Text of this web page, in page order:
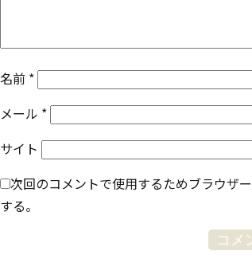
名前 *
メール *
サイト
次回のコメントで使用するためブラウザ
する。